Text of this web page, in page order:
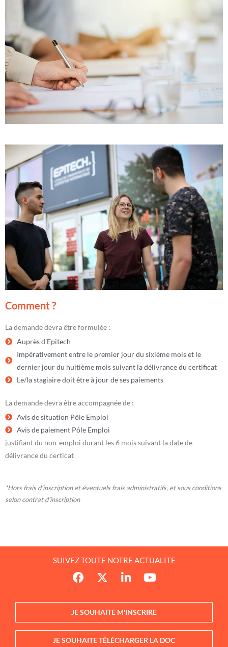
Comment ?
La demande devra être formulée :
Auprès d'Epitech
Impérativement entre le premier jour du sixième mois et le
dernier jour du huitième mois suivant la délivrance du certificat
Le/la stagiaire doit être à jour de ses paiements
La demande devra être accompagnée de :
Avis de situation Pôle Emploi
Avis de paiement Pôle Emploi
justifiant du non-emploi durant les 6 mois suivant la date de
délivrance du certicat
*Hors frais d’inscription et éventuels frais administratifs, et sous conditions
selon contrat d’inscription
SUIVEZ TOUTE NOTRE ACTUALITE
JE SOUHAITE M'INSCRIRE
JE SOUHAITE TÉLÉCHARGER LA DOC